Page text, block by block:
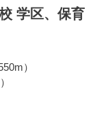
学区、保育
）